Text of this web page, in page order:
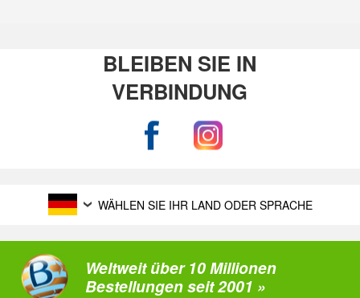
BLEIBEN SIE IN
VERBINDUNG
WÄHLEN SIE IHR LAND ODER SPRACHE
Weltweit über 10 Millionen
Bestellungen seit 2001 »